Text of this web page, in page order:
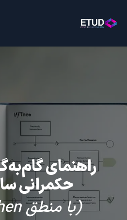
راهنمای
حکمرانی
(با منطق If / Then)